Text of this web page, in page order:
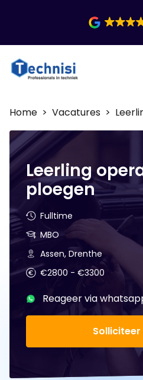
Home > Vacatures >
Leerling
ploegen
Fulltime
MBO
Assen, Drenthe
€2800 - €3300
Reageer via